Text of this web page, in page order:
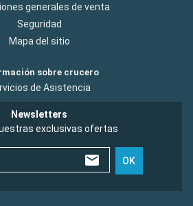
generales de venta
Seguridad
Mapa del sitio
sobre crucero
de Asistencia
Newsletters
exclusivas ofertas
OK